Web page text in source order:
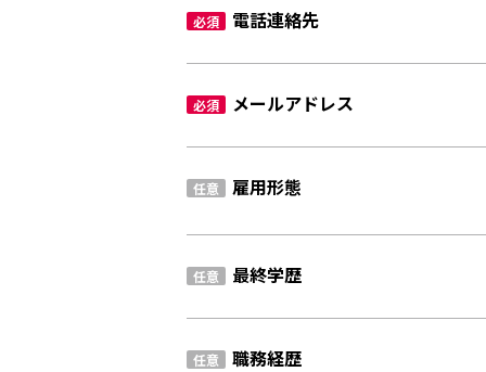
必須 電話連絡先
必須 メールアドレス
任意 雇用形態
任意 最終学歴
任意 職務経歴